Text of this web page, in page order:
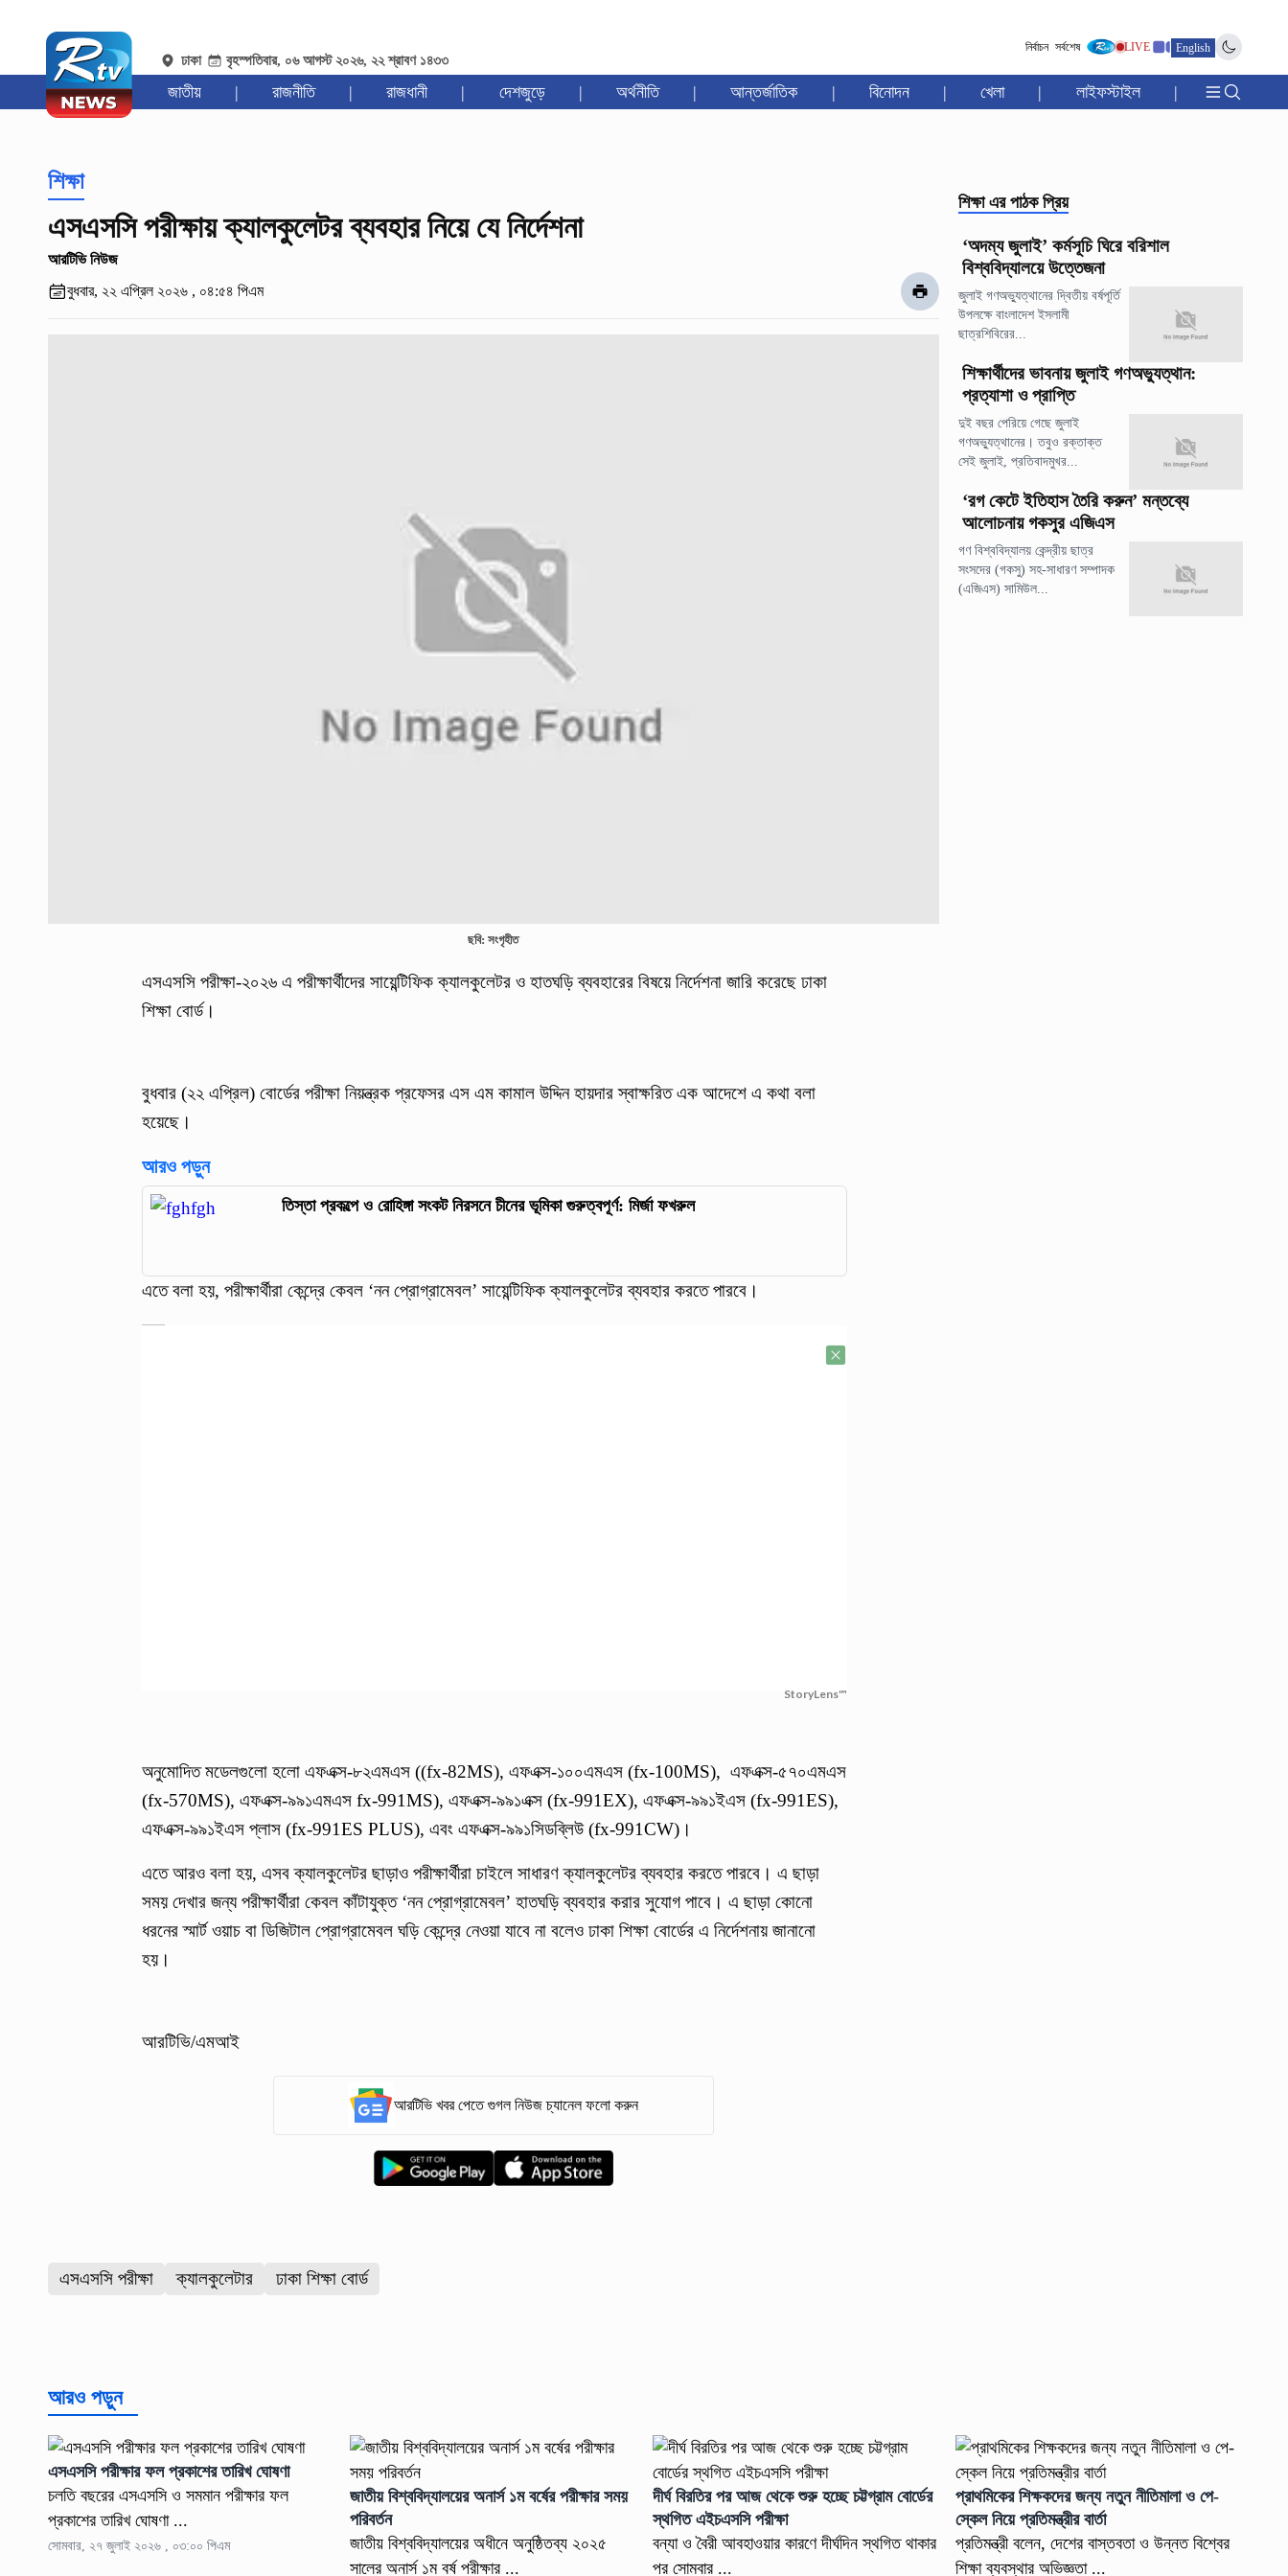
ঢাকা বৃহস্পতিবার, ০৬ আগস্ট ২০২৬, ২২ শ্রাবণ ১৪৩৩
নির্বাচন সর্বশেষ LIVE English
জাতীয় | রাজনীতি | রাজধানী | দেশজুড়ে | অর্থনীতি | আন্তর্জাতিক | বিনোদন | খেলা | লাইফস্টাইল |
শিক্ষা
এসএসসি পরীক্ষায় ক্যালকুলেটর ব্যবহার নিয়ে যে নির্দেশনা
আরটিভি নিউজ
বুধবার, ২২ এপ্রিল ২০২৬ , ০৪:৫৪ পিএম
ছবি: সংগৃহীত
এসএসসি পরীক্ষা-২০২৬ এ পরীক্ষার্থীদের সায়েন্টিফিক ক্যালকুলেটর ও হাতঘড়ি ব্যবহারের বিষয়ে নির্দেশনা জারি করেছে ঢাকা
শিক্ষা বোর্ড।
বুধবার (২২ এপ্রিল) বোর্ডের পরীক্ষা নিয়ন্ত্রক প্রফেসর এস এম কামাল উদ্দিন হায়দার স্বাক্ষরিত এক আদেশে এ কথা বলা
হয়েছে।
আরও পড়ুন
তিস্তা প্রকল্পে ও রোহিঙ্গা সংকট নিরসনে চীনের ভূমিকা গুরুত্বপূর্ণ: মির্জা ফখরুল
এতে বলা হয়, পরীক্ষার্থীরা কেন্দ্রে কেবল ‘নন প্রোগ্রামেবল’ সায়েন্টিফিক ক্যালকুলেটর ব্যবহার করতে পারবে।
StoryLens™
অনুমোদিত মডেলগুলো হলো এফএক্স-৮২এমএস ((fx-82MS), এফএক্স-১০০এমএস (fx-100MS), এফএক্স-৫৭০এমএস
(fx-570MS), এফএক্স-৯৯১এমএস fx-991MS), এফএক্স-৯৯১এক্স (fx-991EX), এফএক্স-৯৯১ইএস (fx-991ES),
এফএক্স-৯৯১ইএস প্লাস (fx-991ES PLUS), এবং এফএক্স-৯৯১সিডব্লিউ (fx-991CW)।
এতে আরও বলা হয়, এসব ক্যালকুলেটর ছাড়াও পরীক্ষার্থীরা চাইলে সাধারণ ক্যালকুলেটর ব্যবহার করতে পারবে। এ ছাড়া
সময় দেখার জন্য পরীক্ষার্থীরা কেবল কাঁটাযুক্ত ‘নন প্রোগ্রামেবল’ হাতঘড়ি ব্যবহার করার সুযোগ পাবে। এ ছাড়া কোনো
ধরনের স্মার্ট ওয়াচ বা ডিজিটাল প্রোগ্রামেবল ঘড়ি কেন্দ্রে নেওয়া যাবে না বলেও ঢাকা শিক্ষা বোর্ডের এ নির্দেশনায় জানানো
হয়।
আরটিভি/এমআই
আরটিভি খবর পেতে গুগল নিউজ চ্যানেল ফলো করুন
এসএসসি পরীক্ষা ক্যালকুলেটার ঢাকা শিক্ষা বোর্ড
শিক্ষা এর পাঠক প্রিয়
‘অদম্য জুলাই’ কর্মসূচি ঘিরে বরিশাল
বিশ্ববিদ্যালয়ে উত্তেজনা
জুলাই গণঅভ্যুত্থানের দ্বিতীয় বর্ষপূর্তি
উপলক্ষে বাংলাদেশ ইসলামী
ছাত্রশিবিরের...
শিক্ষার্থীদের ভাবনায় জুলাই গণঅভ্যুত্থান:
প্রত্যাশা ও প্রাপ্তি
দুই বছর পেরিয়ে গেছে জুলাই
গণঅভ্যুত্থানের। তবুও রক্তাক্ত
সেই জুলাই, প্রতিবাদমুখর...
‘রগ কেটে ইতিহাস তৈরি করুন’ মন্তব্যে
আলোচনায় গকসুর এজিএস
গণ বিশ্ববিদ্যালয় কেন্দ্রীয় ছাত্র
সংসদের (গকসু) সহ-সাধারণ সম্পাদক
(এজিএস) সামিউল...
আরও পড়ুন
এসএসসি পরীক্ষার ফল প্রকাশের তারিখ ঘোষণা
চলতি বছরের এসএসসি ও সমমান পরীক্ষার ফল
প্রকাশের তারিখ ঘোষণা ...
সোমবার, ২৭ জুলাই ২০২৬ , ০৩:০০ পিএম
জাতীয় বিশ্ববিদ্যালয়ের অনার্স ১ম বর্ষের পরীক্ষার সময়
পরিবর্তন
জাতীয় বিশ্ববিদ্যালয়ের অধীনে অনুষ্ঠিতব্য ২০২৫
সালের অনার্স ১ম বর্ষ পরীক্ষার ...
দীর্ঘ বিরতির পর আজ থেকে শুরু হচ্ছে চট্টগ্রাম বোর্ডের
স্থগিত এইচএসসি পরীক্ষা
বন্যা ও বৈরী আবহাওয়ার কারণে দীর্ঘদিন স্থগিত থাকার
পর সোমবার ...
প্রাথমিকের শিক্ষকদের জন্য নতুন নীতিমালা ও পে-
স্কেল নিয়ে প্রতিমন্ত্রীর বার্তা
প্রতিমন্ত্রী বলেন, দেশের বাস্তবতা ও উন্নত বিশ্বের
শিক্ষা ব্যবস্থার অভিজ্ঞতা ...